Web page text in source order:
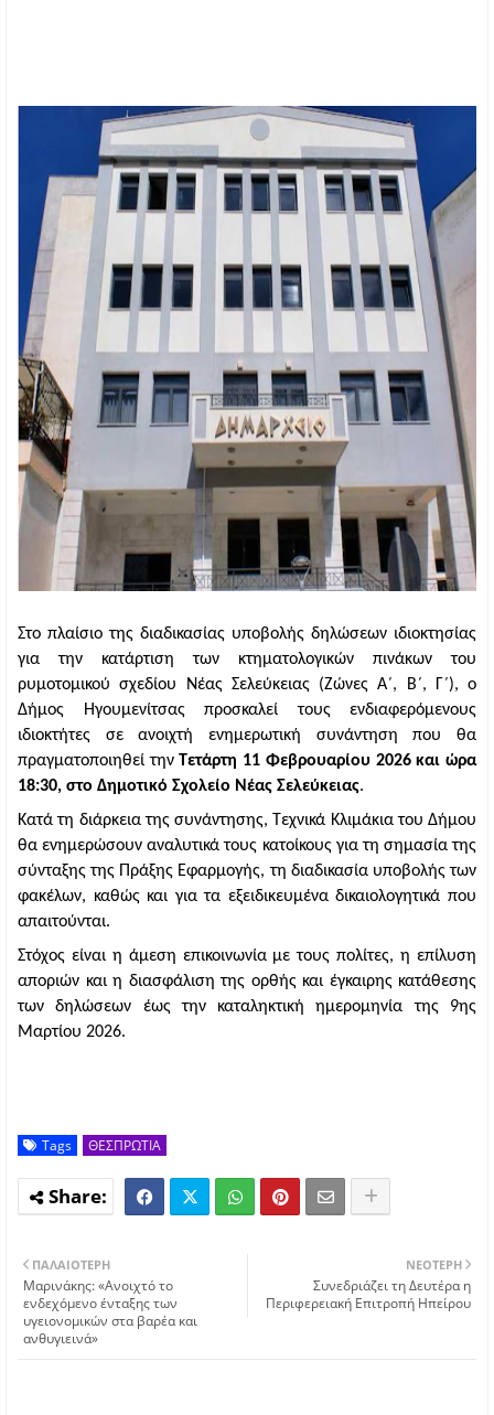
Στο πλαίσιο της διαδικασίας υποβολής δηλώσεων ιδιοκτησίας
για την κατάρτιση των κτηματολογικών πινάκων του
ρυμοτομικού σχεδίου Νέας Σελεύκειας (Ζώνες Α΄, Β΄, Γ΄), ο
Δήμος Ηγουμενίτσας προσκαλεί τους ενδιαφερόμενους
ιδιοκτήτες σε ανοιχτή ενημερωτική συνάντηση που θα
πραγματοποιηθεί την Τετάρτη 11 Φεβρουαρίου 2026 και ώρα
18:30, στο Δημοτικό Σχολείο Νέας Σελεύκειας. ​
Κατά τη διάρκεια της συνάντησης, Τεχνικά Κλιμάκια του Δήμου
θα ενημερώσουν αναλυτικά τους κατοίκους για τη σημασία της
σύνταξης της Πράξης Εφαρμογής, τη διαδικασία υποβολής των
φακέλων, καθώς και για τα εξειδικευμένα δικαιολογητικά που
απαιτούνται.
Στόχος είναι η άμεση επικοινωνία με τους πολίτες, η επίλυση
αποριών και η διασφάλιση της ορθής και έγκαιρης κατάθεσης
των δηλώσεων έως την καταληκτική ημερομηνία της 9ης
Μαρτίου 2026.
Tags ΘΕΣΠΡΩΤΙΑ
ΝΕΌΤΕΡΗ
Συνεδριάζει τη Δευτέρα η
Περιφερειακή Επιτροπή Ηπείρου
ΠΑΛΑΙΌΤΕΡΗ
Μαρινάκης: «Ανοιχτό το
ενδεχόμενο ένταξης των
υγειονομικών στα βαρέα και
ανθυγιεινά»